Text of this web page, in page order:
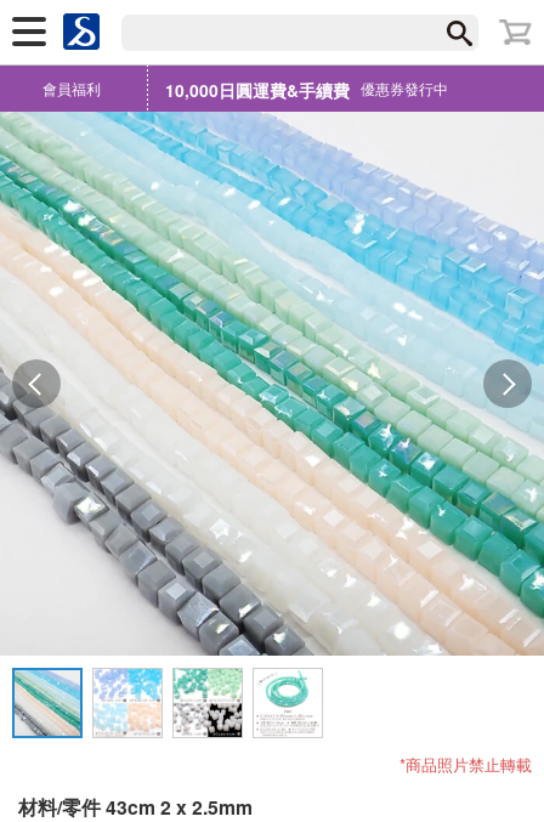
會員福利 10,000日圓運費&手續費 優惠券發行中
*商品照片禁止轉載
材料/零件 43cm 2 x 2.5mm